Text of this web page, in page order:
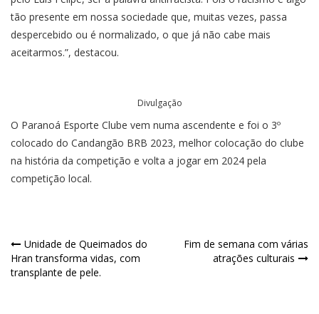
tão presente em nossa sociedade que, muitas vezes, passa
despercebido ou é normalizado, o que já não cabe mais
aceitarmos.”, destacou.
Divulgação
O Paranoá Esporte Clube vem numa ascendente e foi o 3º
colocado do Candangão BRB 2023, melhor colocação do clube
na história da competição e volta a jogar em 2024 pela
competição local.
Unidade de Queimados do
Hran transforma vidas, com
transplante de pele.
Fim de semana com várias
atrações culturais